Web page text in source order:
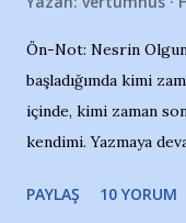
Ön-Not: Nesrin Olgun
başladığımda kimi
içinde, kimi zaman
kendimi. Yazmaya
Yazımı, ağlayarak
PAYLAŞ 10 YORUM